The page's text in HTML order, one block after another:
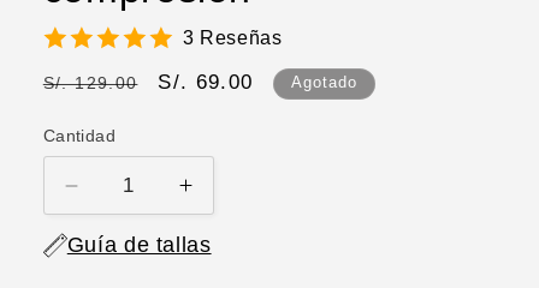
3 Reseñas
Precio
S/. 129.00
Precio
S/. 69.00 Agotado
Cantidad
Reducir
cantidad
para
Aumentar
cantidad
para
Guía de tallas